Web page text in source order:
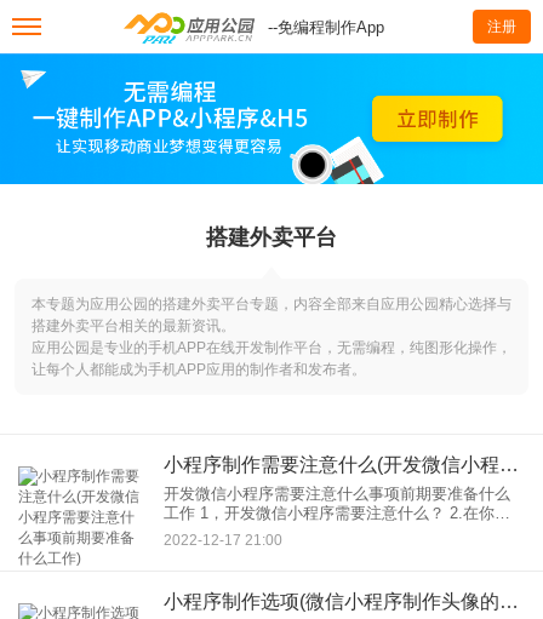
--免编程制作App 注册
搭建外卖平台
本专题为应用公园的搭建外卖平台专题，内容全部来自应用公园精心选择与
搭建外卖平台相关的最新资讯。
应用公园是专业的手机APP在线开发制作平台，无需编程，纯图形化操作，
让每个人都能成为手机APP应用的制作者和发布者。
小程序制作需要注意什么(开发微信小程序需要注意什么事项前期要准备什么工作)
开发微信小程序需要注意什么事项前期要准备什么
工作 1，开发微信小程序需要注意什么？ 2.在你做
好前期准备工作后，需要提前了解微信小程序开发
的规则，提前与需求方沟通并设定需求方案，避免
2022-12-17 21:00
小程序制作选项(微信小程序制作头像的教程)